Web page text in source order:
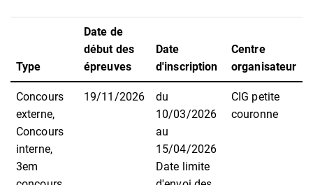
Type
Date de
début des
épreuves
Date
d'inscription
Centre
organisateur
Concours
externe,
Concours
interne,
3em
19/11/2026
du
10/03/2026
au
15/04/2026
Date limite
CIG petite
couronne